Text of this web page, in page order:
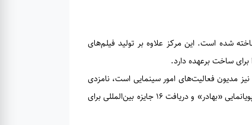
نهاده شد و تاکنون بیش از 440 فیلم در کانون ساخته شده است. این مرکز علاوه بر تولید فیلم‌های
برای ساخت برعهده دارد.
مدیون فعالیت‌های امور سینمایی است، نامزدی
اسکار بهترین فیلم خارجی برای فیلم «بچه‌های آسمان»، دریافت جایزه کن کودکان برای فیلم پویانمایی «بهادر» و دریافت ۱۶ جایزه بین‌المللی برای